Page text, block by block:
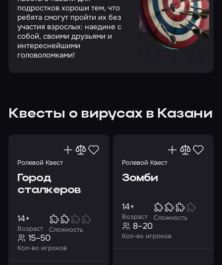
подростков хороши тем, что
ребята смогут пройти их без
участия взрослых: наедине с
собой, своими друзьями и
интереснейшими
головоломками!
Квесты о вирусах в Казани
Ролевой Квест
Город
сталкеров
Возраст
14+
Сложность
Кол-во игроков
15–50
Ролевой Квест
Зомби
Возраст
14+
Сложность
Кол-во игроков
8–20